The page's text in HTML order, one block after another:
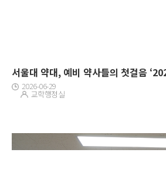
2026-06-29
교학행정실